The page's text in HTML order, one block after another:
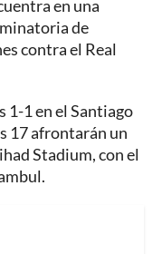
en una
de
contra el Real
1-1 en el Santiago
17 afrontarán un
Stadium, con el